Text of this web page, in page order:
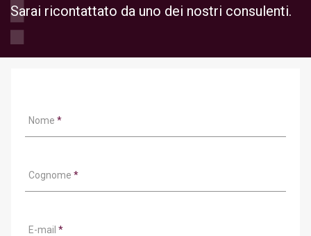
Sarai ricontattato da uno dei nostri consulenti.
Nome *
Cognome *
E-mail *